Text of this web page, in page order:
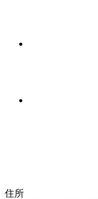
住所